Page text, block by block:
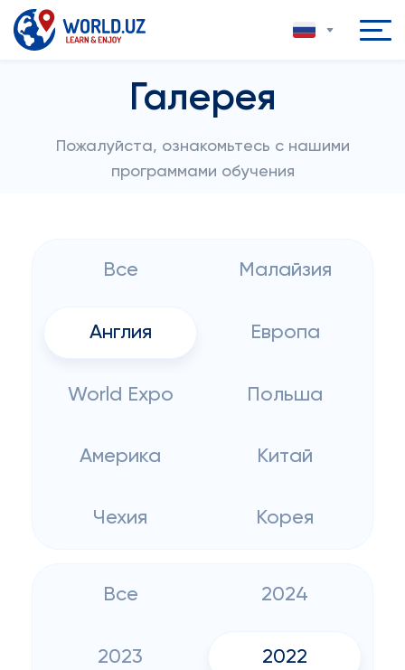
Галерея
Пожалуйста, ознакомьтесь с нашими
программами обучения
Все Малайзия
Англия Европа
World Expo Польша
Америка Китай
Чехия Корея
Все 2024
2023 2022